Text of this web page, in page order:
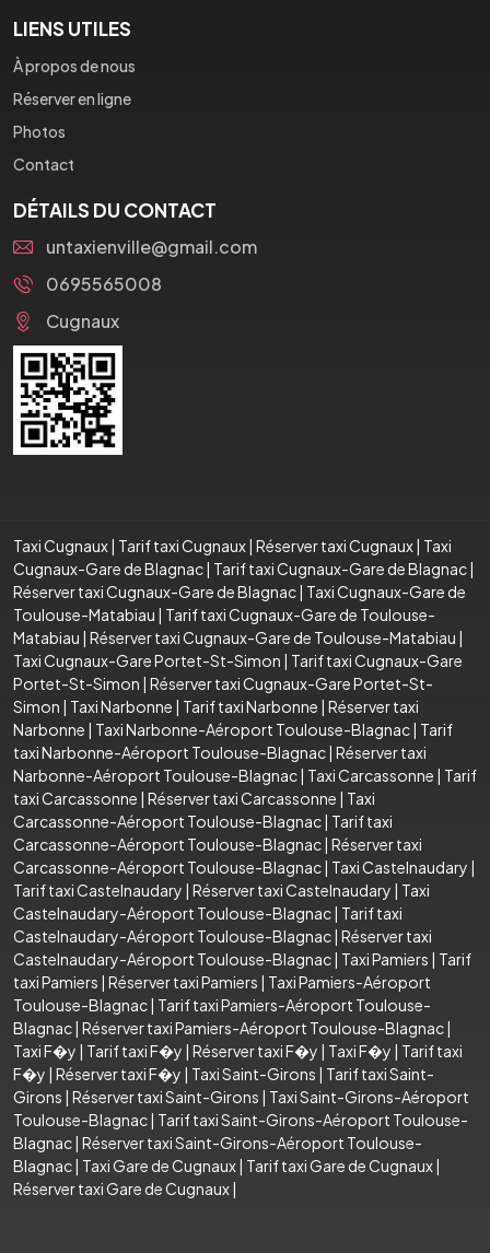
LIENS UTILES
À propos de nous
Réserver en ligne
Photos
Contact
DÉTAILS DU CONTACT
untaxienville@gmail.com
0695565008
Cugnaux
Taxi Cugnaux| Tarif taxi Cugnaux| Réserver taxi Cugnaux| Taxi
Cugnaux-Gare de Blagnac| Tarif taxi Cugnaux-Gare de Blagnac|
Réserver taxi Cugnaux-Gare de Blagnac| Taxi Cugnaux-Gare de
Toulouse-Matabiau | Tarif taxi Cugnaux-Gare de Toulouse-
Matabiau | Réserver taxi Cugnaux-Gare de Toulouse-Matabiau |
Taxi Cugnaux-Gare Portet-St-Simon | Tarif taxi Cugnaux-Gare
Portet-St-Simon | Réserver taxi Cugnaux-Gare Portet-St-
Simon | Taxi Narbonne | Tarif taxi Narbonne | Réserver taxi
Narbonne | Taxi Narbonne-Aéroport Toulouse-Blagnac| Tarif
taxi Narbonne-Aéroport Toulouse-Blagnac| Réserver taxi
Narbonne-Aéroport Toulouse-Blagnac| Taxi Carcassonne | Tarif
taxi Carcassonne | Réserver taxi Carcassonne | Taxi
Carcassonne-Aéroport Toulouse-Blagnac| Tarif taxi
Carcassonne-Aéroport Toulouse-Blagnac| Réserver taxi
Carcassonne-Aéroport Toulouse-Blagnac| Taxi Castelnaudary |
Tarif taxi Castelnaudary | Réserver taxi Castelnaudary | Taxi
Castelnaudary-Aéroport Toulouse-Blagnac| Tarif taxi
Castelnaudary-Aéroport Toulouse-Blagnac| Réserver taxi
Castelnaudary-Aéroport Toulouse-Blagnac| Taxi Pamiers | Tarif
taxi Pamiers | Réserver taxi Pamiers | Taxi Pamiers-Aéroport
Toulouse-Blagnac| Tarif taxi Pamiers-Aéroport Toulouse-
Blagnac| Réserver taxi Pamiers-Aéroport Toulouse-Blagnac|
Taxi F�y | Tarif taxi F�y | Réserver taxi F�y | Taxi F�y | Tarif taxi
F�y | Réserver taxi F�y | Taxi Saint-Girons | Tarif taxi Saint-
Girons | Réserver taxi Saint-Girons | Taxi Saint-Girons-Aéroport
Toulouse-Blagnac| Tarif taxi Saint-Girons-Aéroport Toulouse-
Blagnac| Réserver taxi Saint-Girons-Aéroport Toulouse-
Blagnac| Taxi Gare de Cugnaux| Tarif taxi Gare de Cugnaux|
Réserver taxi Gare de Cugnaux|